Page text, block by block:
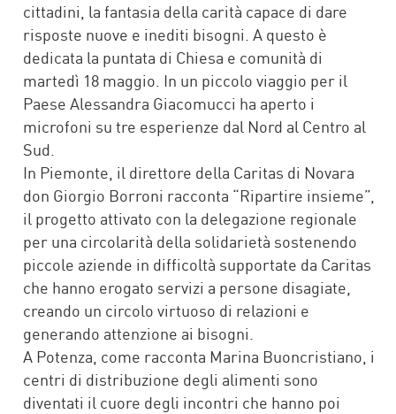
cittadini, la fantasia della carità capace di dare
risposte nuove e inediti bisogni. A questo è
dedicata la puntata di Chiesa e comunità di
martedì 18 maggio. In un piccolo viaggio per il
Paese Alessandra Giacomucci ha aperto i
microfoni su tre esperienze dal Nord al Centro al
Sud.
In Piemonte, il direttore della Caritas di Novara
don Giorgio Borroni racconta “Ripartire insieme”,
il progetto attivato con la delegazione regionale
per una circolarità della solidarietà sostenendo
piccole aziende in difficoltà supportate da Caritas
che hanno erogato servizi a persone disagiate,
creando un circolo virtuoso di relazioni e
generando attenzione ai bisogni.
A Potenza, come racconta Marina Buoncristiano, i
centri di distribuzione degli alimenti sono
diventati il cuore degli incontri che hanno poi